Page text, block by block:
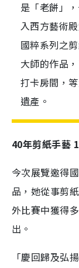
是「老餅」
入西方藝術
國粹系列之
大師的作品
打卡房間，
遺產。
40年剪紙手藝
今次展覽邀得
品，她從事剪
外比賽中獲得
出。
「慶回歸及弘